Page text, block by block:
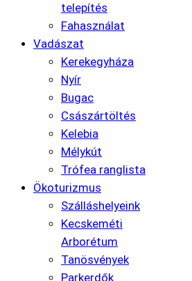
telepítés
Fahasználat
Vadászat
Kerekegyháza
Nyír
Bugac
Császártöltés
Kelebia
Mélykút
Trófea ranglista
Ökoturizmus
Szálláshelyeink
Kecskeméti
Arborétum
Tanösvények
Parkerdők